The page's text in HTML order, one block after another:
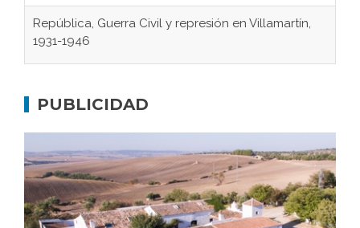
República, Guerra Civil y represión en Villamartín,
1931-1946
concentración nazis
Bornos
El Frente Popular. Ubrique, febrero-julio 1936
PUBLICIDAD